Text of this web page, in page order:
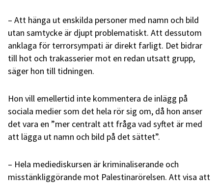
– Att hänga ut enskilda personer med namn och bild
utan samtycke är djupt problematiskt. Att dessutom
anklaga för terrorsympati är direkt farligt. Det bidrar
till hot och trakasserier mot en redan utsatt grupp,
säger hon till tidningen.
Hon vill emellertid inte kommentera de inlägg på
sociala medier som det hela rör sig om, då hon anser
det vara en ”mer centralt att fråga vad syftet är med
att lägga ut namn och bild på det sättet”.
– Hela mediediskursen är kriminaliserande och
misstänkliggörande mot Palestinarörelsen. Att visa att